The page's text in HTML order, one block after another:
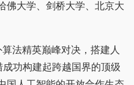
佛大学、剑桥大学、北京大
法精英巅峰对决，搭建人
成功构建起跨越国界的顶级